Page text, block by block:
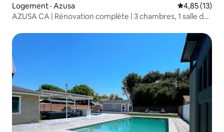
Logement · Azusa Note
4,85 (13)
AZUSA CA | Rénovation complète | 3 chambres, 1 salle de
indépendant | Super hôte | Confortable